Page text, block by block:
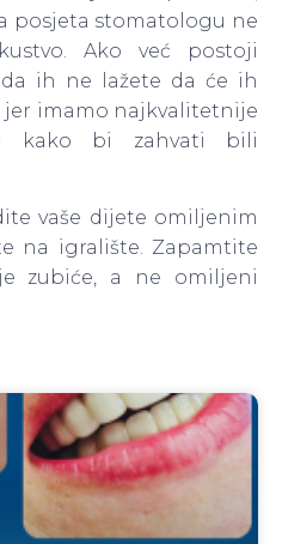
posjeta stomatologu ne
Ako već postoji
ih ne lažete da će ih
imamo najkvalitetnije
kako bi zahvati bili
vaše dijete omiljenim
na igralište. Zapamtite
zubiće, a ne omiljeni